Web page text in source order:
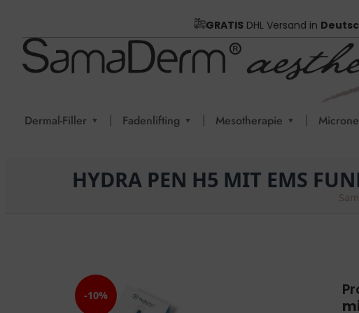
GRATIS DHL Versand in
Dermal-Filler ▼ | Fadenlifting ▼ | Mesotherapie ▼ |
HYDRA PEN H5 MIT EMS
-10%